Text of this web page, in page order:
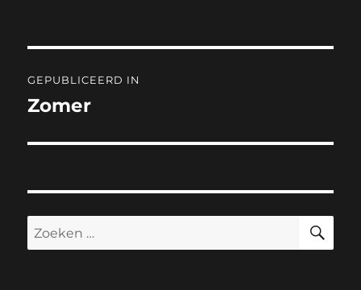
navigatie
GEPUBLICEERD IN
Zomer
Zoeken
naar: